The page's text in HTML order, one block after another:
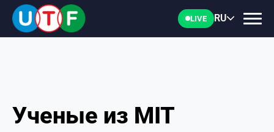
LIVE RU
ГЛАВНАЯ
Ученые из MIT